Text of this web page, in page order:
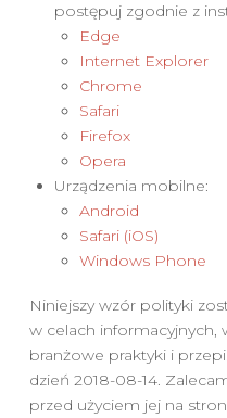
postępuj zgodnie z
Edge
Internet Explorer
Chrome
Safari
Firefox
Opera
Urządzenia mobilne:
Android
Safari (iOS)
Windows Phone
Niniejszy wzór polityki
w celach informacyjnych,
branżowe praktyki i
dzień 2018-08-14.
przed użyciem jej na